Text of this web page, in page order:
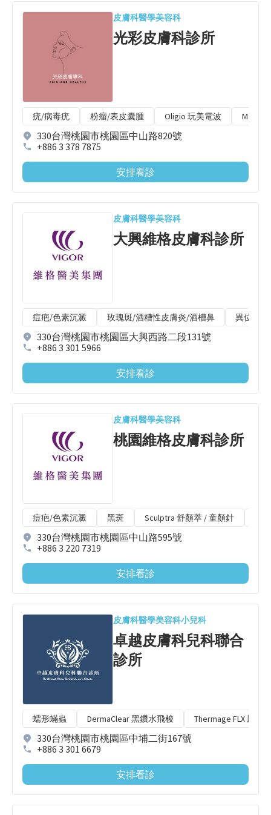
皮膚科醫學美容科
光彩皮膚科診所
疣/病毒疣 粉瘤/表皮囊腫 Oligio 玩美電波 M22 彩
330台灣桃園市桃園區中山路820號
+886 3 378 7875
安排看診
皮膚科醫學美容科
大興維格皮膚科診所
痘疤/色素沉澱 玫瑰斑/酒糟性皮膚炎/酒槽鼻 異位性
330台灣桃園市桃園區大興西路二段131號
+886 3 301 5966
安排看診
皮膚科醫學美容科
桃園維格皮膚科診所
痘疤/色素沉澱 黑斑 Sculptra 舒顏萃 / 童顏針
330台灣桃園市桃園區中山路595號
+886 3 220 7319
安排看診
皮膚科醫學美容科小兒科
卓越皮膚科兒科聯合
診所
蠕形蟎蟲 DermaClear 黑鑽水飛梭 Thermage FLX 鳳凰
330台灣桃園市桃園區中埔二街167號
+886 3 301 6679
安排看診